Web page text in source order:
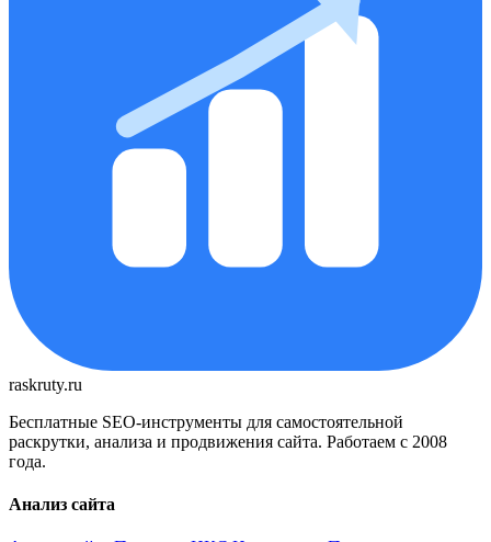
raskruty.ru
Бесплатные SEO-инструменты для самостоятельной
раскрутки, анализа и продвижения сайта. Работаем с 2008
года.
Анализ сайта